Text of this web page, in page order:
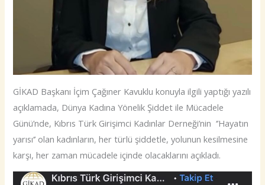
GİKAD Başkanı İçim Çağıner Kavuklu konuyla ilgili yaptığı yazılı
açıklamada, Dünya Kadına Yönelik Şiddet ile Mücadele
Günü’nde, Kıbrıs Türk Girişimci Kadınlar Derneği’nin ‘’Hayatın
yarısı‘’ olan kadınların, her türlü şiddetle, yolunun kesilmesine
karşı, her zaman mücadele içinde olacaklarını açıkladı.